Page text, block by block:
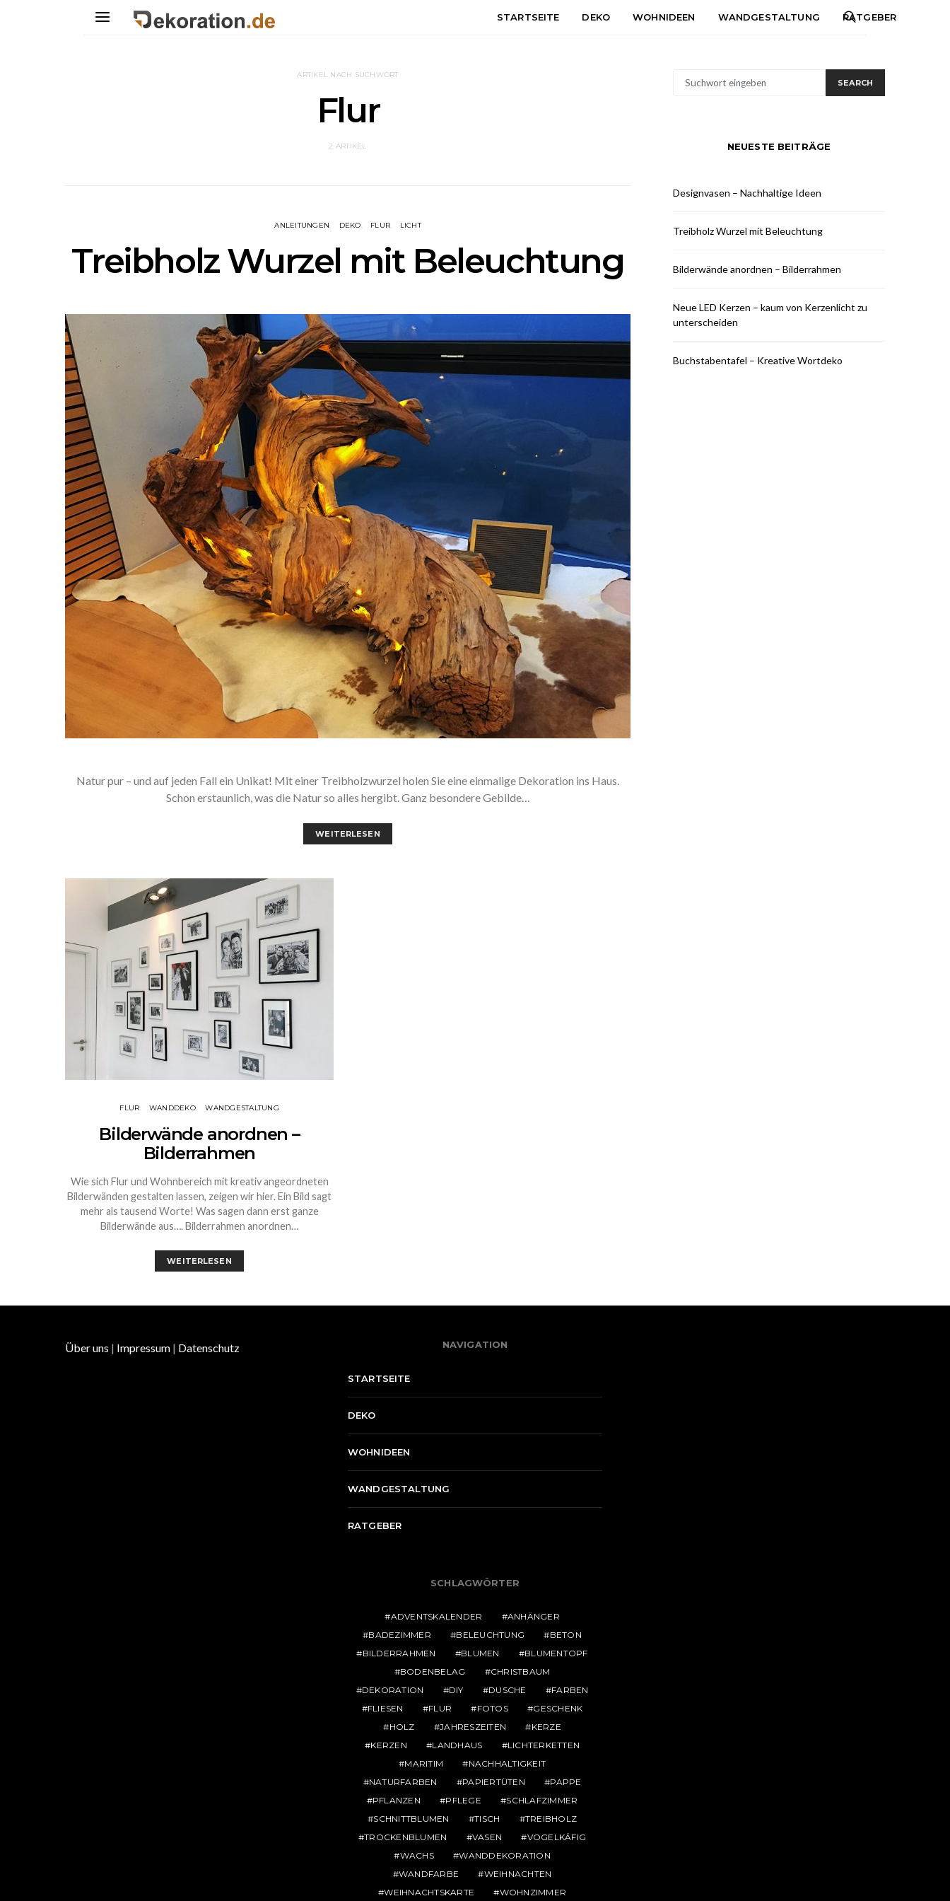
STARTSEITE DEKO WOHNIDEEN WANDGESTALTUNG RATGEBER
ARTIKEL NACH SUCHWORT
Flur
2 ARTIKEL
ANLEITUNGEN DEKO FLUR LICHT
Treibholz Wurzel mit Beleuchtung
Natur pur – und auf jeden Fall ein Unikat! Mit einer Treibholzwurzel holen Sie eine einmalige Dekoration ins Haus.
Schon erstaunlich, was die Natur so alles hergibt. Ganz besondere Gebilde…
WEITERLESEN
FLUR WANDDEKO WANDGESTALTUNG
Bilderwände anordnen –
Bilderrahmen
Wie sich Flur und Wohnbereich mit kreativ angeordneten
Bilderwänden gestalten lassen, zeigen wir hier. Ein Bild sagt
mehr als tausend Worte! Was sagen dann erst ganze
Bilderwände aus…. Bilderrahmen anordnen…
WEITERLESEN
NACH:
SEARCH
NEUESTE BEITRÄGE
Designvasen – Nachhaltige Ideen
Treibholz Wurzel mit Beleuchtung
Bilderwände anordnen – Bilderrahmen
Neue LED Kerzen – kaum von Kerzenlicht zu
unterscheiden
Buchstabentafel – Kreative Wortdeko
Über uns | Impressum | Datenschutz NAVIGATION
STARTSEITE
DEKO
WOHNIDEEN
WANDGESTALTUNG
RATGEBER
SCHLAGWÖRTER
ADVENTSKALENDER
ANHÄNGER
BADEZIMMER
BELEUCHTUNG
BETON
BILDERRAHMEN
BLUMEN
BLUMENTOPF
BODENBELAG
CHRISTBAUM
DEKORATION
DIY DUSCHE
FARBEN
FLIESEN
FLUR FOTOS
GESCHENK
HOLZ
JAHRESZEITEN
KERZE
KERZEN
LANDHAUS
LICHTERKETTEN
MARITIM
NACHHALTIGKEIT
NATURFARBEN
PAPIERTÜTEN
PAPPE
PFLANZEN
PFLEGE
SCHLAFZIMMER
SCHNITTBLUMEN
TISCH
TREIBHOLZ
TROCKENBLUMEN
VASEN
VOGELKÄFIG
WACHS
WANDDEKORATION
WANDFARBE
WEIHNACHTEN
WEIHNACHTSKARTE
WOHNZIMMER